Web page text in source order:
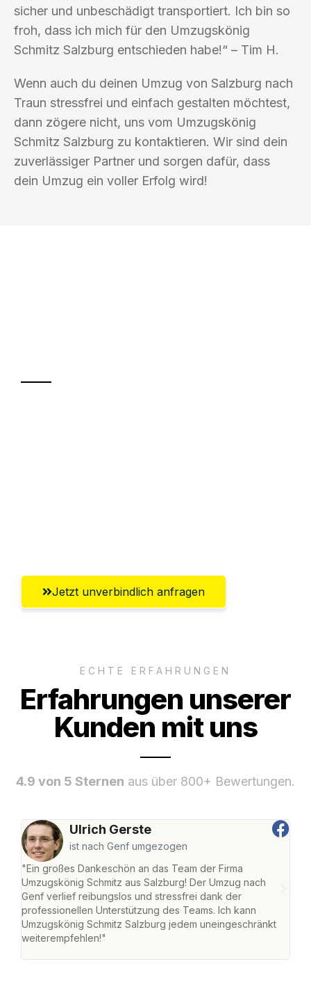
sicher und unbeschädigt transportiert. Ich bin so
froh, dass ich mich für den Umzugskönig
Schmitz Salzburg entschieden habe!“ – Tim H.
Wenn auch du deinen Umzug von Salzburg nach
Traun stressfrei und einfach gestalten möchtest,
dann zögere nicht, uns vom Umzugskönig
Schmitz Salzburg zu kontaktieren. Wir sind dein
zuverlässiger Partner und sorgen dafür, dass
dein Umzug ein voller Erfolg wird!
Jetzt unverbindlich anfragen
ECHTE ERFAHRUNGEN
Erfahrungen unserer
Kunden mit uns
4.9 von 5 Sternen aus über 800+ Bewertungen.
Ulrich Gerste
ist nach Genf umgezogen
"Ein großes Dankeschön an das Team der Firma
Umzugskönig Schmitz aus Salzburg! Der Umzug nach
Genf verlief reibungslos und stressfrei dank der
professionellen Unterstützung des Teams. Ich kann
Umzugskönig Schmitz Salzburg jedem uneingeschränkt
weiterempfehlen!"